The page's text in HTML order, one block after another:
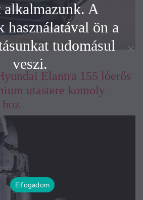
Elantra 155 lóerős
utastere komoly
alkalmazunk. A
használatával ön a
tudomásul
veszi.
Elfogadom